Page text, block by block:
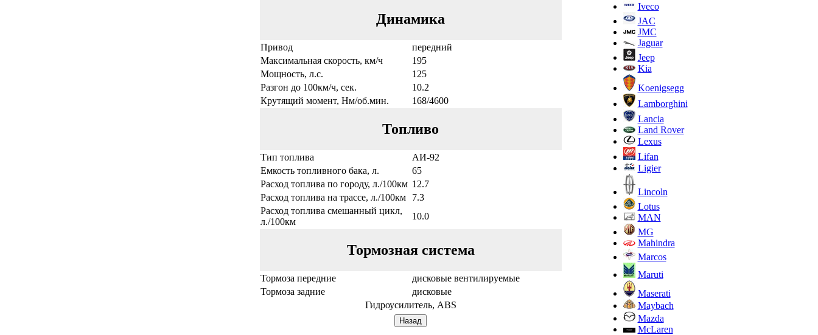
Динамика
Привод
передний
Максимальная скорость, км/ч
195
Мощность, л.с.
125
Разгон до 100км/ч, сек.
10.2
Крутящий момент, Нм/об.мин.
168/4600
Топливо
Тип топлива
АИ-92
Емкость топливного бака, л.
65
Расход топлива по городу, л./100км 12.7
Расход топлива на трассе, л./100км
7.3
Расход топлива смешанный цикл,
л./100км
10.0
Тормозная система
Тормоза передние
дисковые вентилируемые
Тормоза задние
дисковые
Гидроусилитель, ABS
Iveco
JAC
JMC
Jaguar
Jeep
Kia
Koenigsegg
Lamborghini
Lancia
Land Rover
Lexus
Lifan
Ligier
Lincoln
Lotus
MAN
MG
Mahindra
Marcos
Maruti
Maserati
Maybach
Mazda
McLaren